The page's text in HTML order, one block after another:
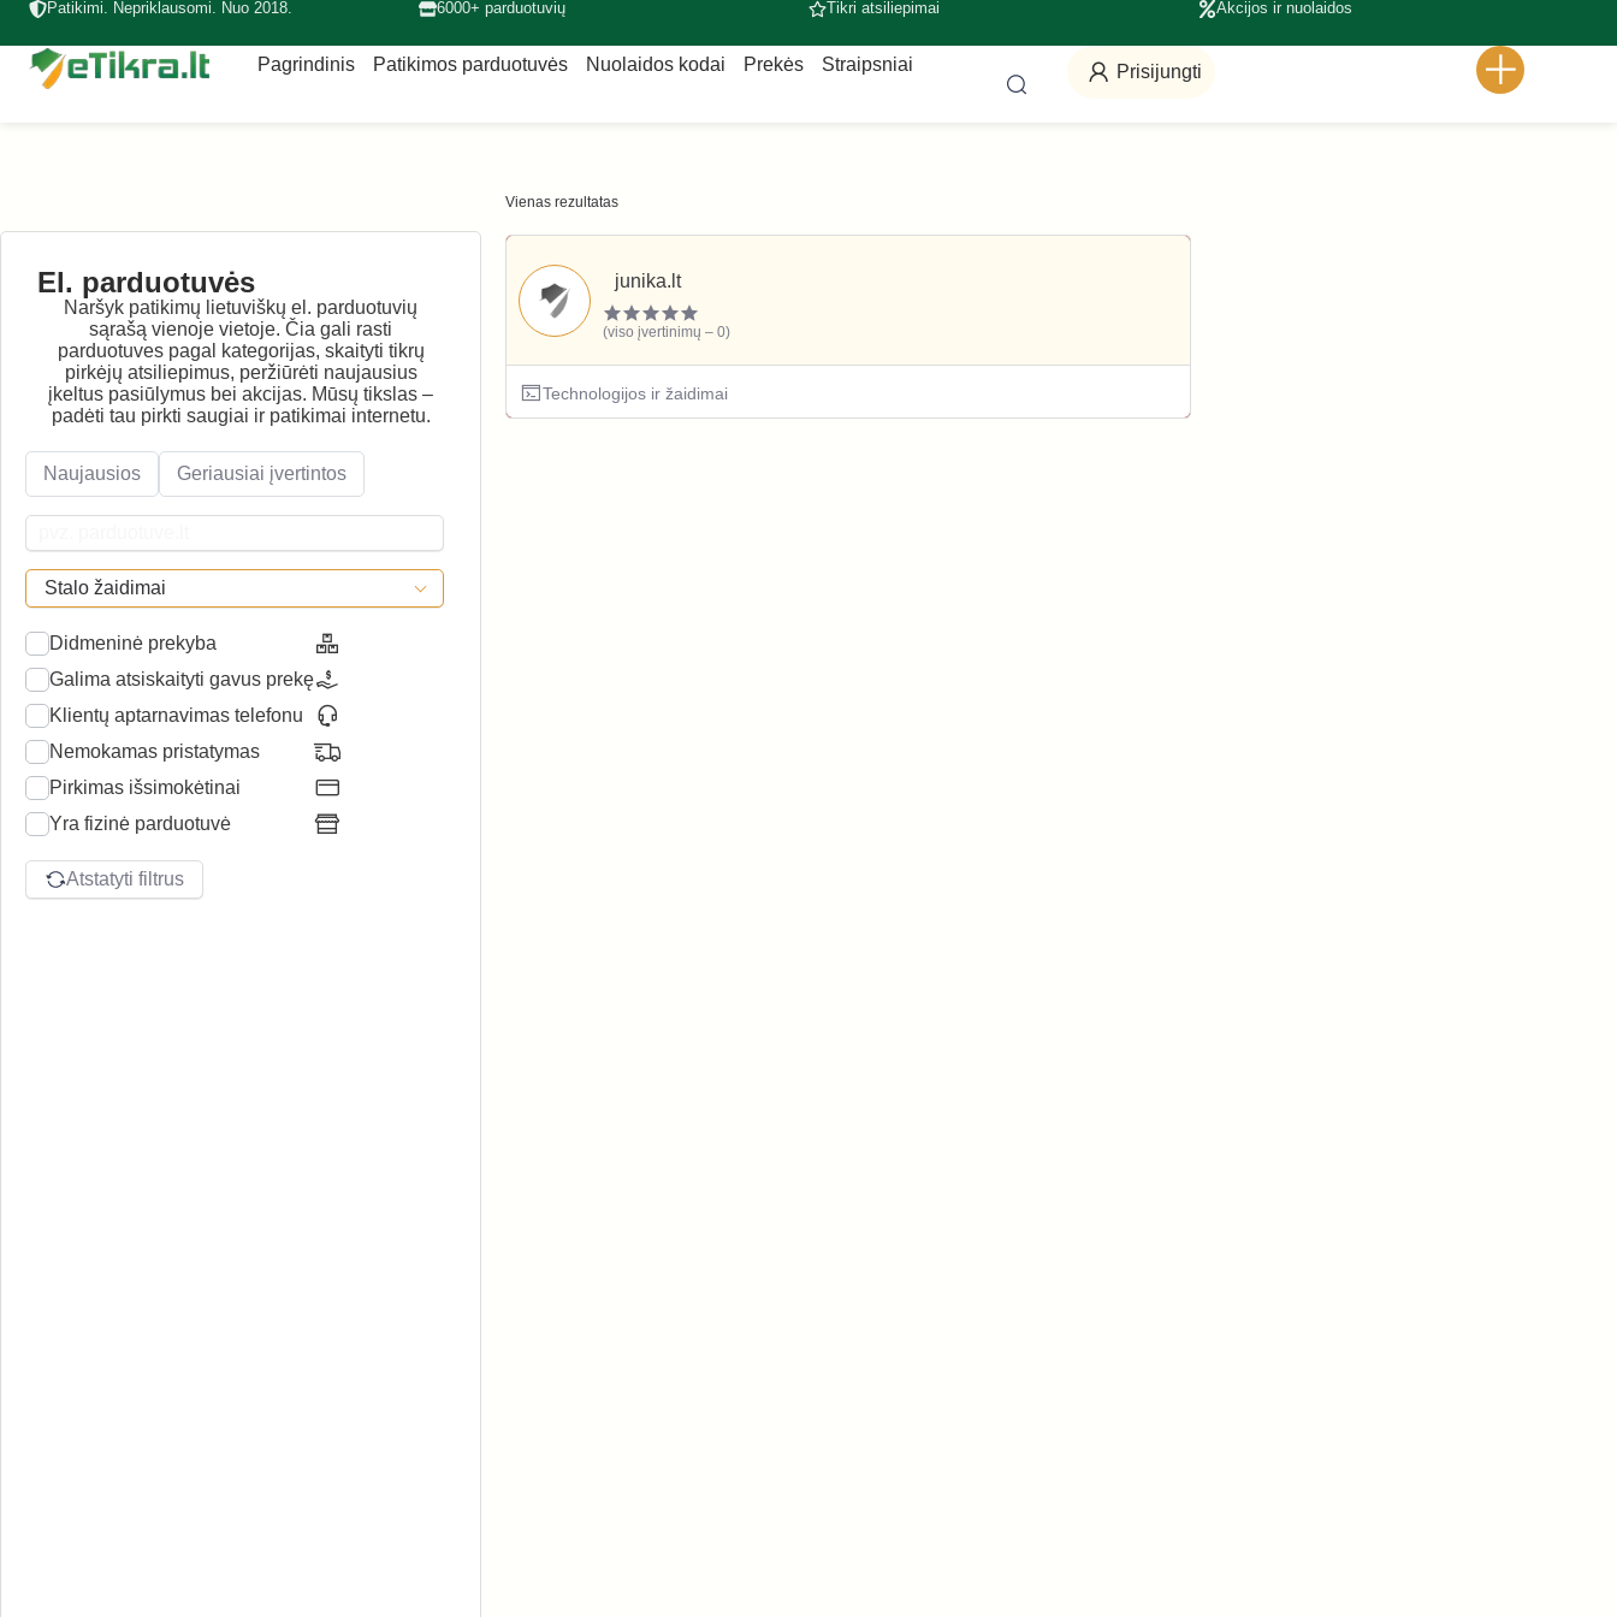
Patikimi. Nepriklausomi. Nuo 2018. 6000+ parduotuvių Tikri atsiliepimai Akcijos ir nuolaidos
Pagrindinis Patikimos parduotuvės Nuolaidos kodai Prekės Straipsniai Prisijungti
El. parduotuvės
Naršyk patikimų lietuviškų el. parduotuvių
sąrašą vienoje vietoje. Čia gali rasti
parduotuves pagal kategorijas, skaityti tikrų
pirkėjų atsiliepimus, peržiūrėti naujausius
įkeltus pasiūlymus bei akcijas. Mūsų tikslas –
padėti tau pirkti saugiai ir patikimai internetu.
Naujausios Geriausiai įvertintos
Stalo žaidimai
Didmeninė prekyba
Galima atsiskaityti gavus prekę
Klientų aptarnavimas telefonu
Nemokamas pristatymas
Pirkimas išsimokėtinai
Yra fizinė parduotuvė
Atstatyti filtrus
Vienas rezultatas
junika.lt
(viso įvertinimų – 0)
Technologijos ir žaidimai